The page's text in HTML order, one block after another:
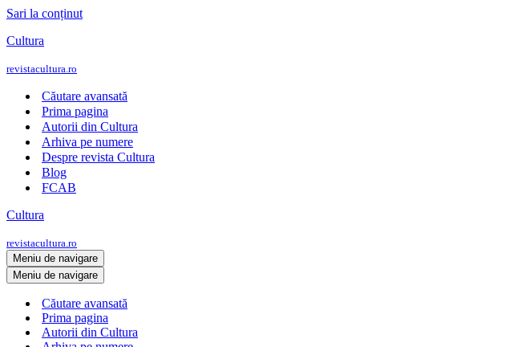
Sari la conținut
Cultura
revistacultura.ro
Căutare avansată
Prima pagina
Autorii din Cultura
Arhiva pe numere
Despre revista Cultura
Blog
FCAB
Cultura
revistacultura.ro
Meniu de navigare
Meniu de navigare
Căutare avansată
Prima pagina
Autorii din Cultura